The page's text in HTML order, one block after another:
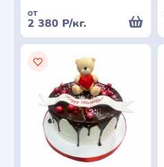
от
2 380 Р/кг.